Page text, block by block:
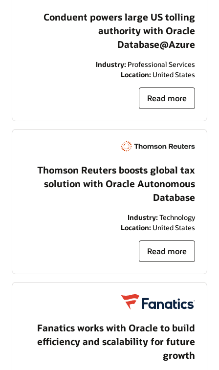
Conduent powers large US tolling
authority with Oracle
Database@Azure
Industry: Professional Services
Location: United States
Read more
Thomson Reuters boosts global tax
solution with Oracle Autonomous
Database
Industry: Technology
Location: United States
Read more
Fanatics works with Oracle to build
efficiency and scalability for future
growth